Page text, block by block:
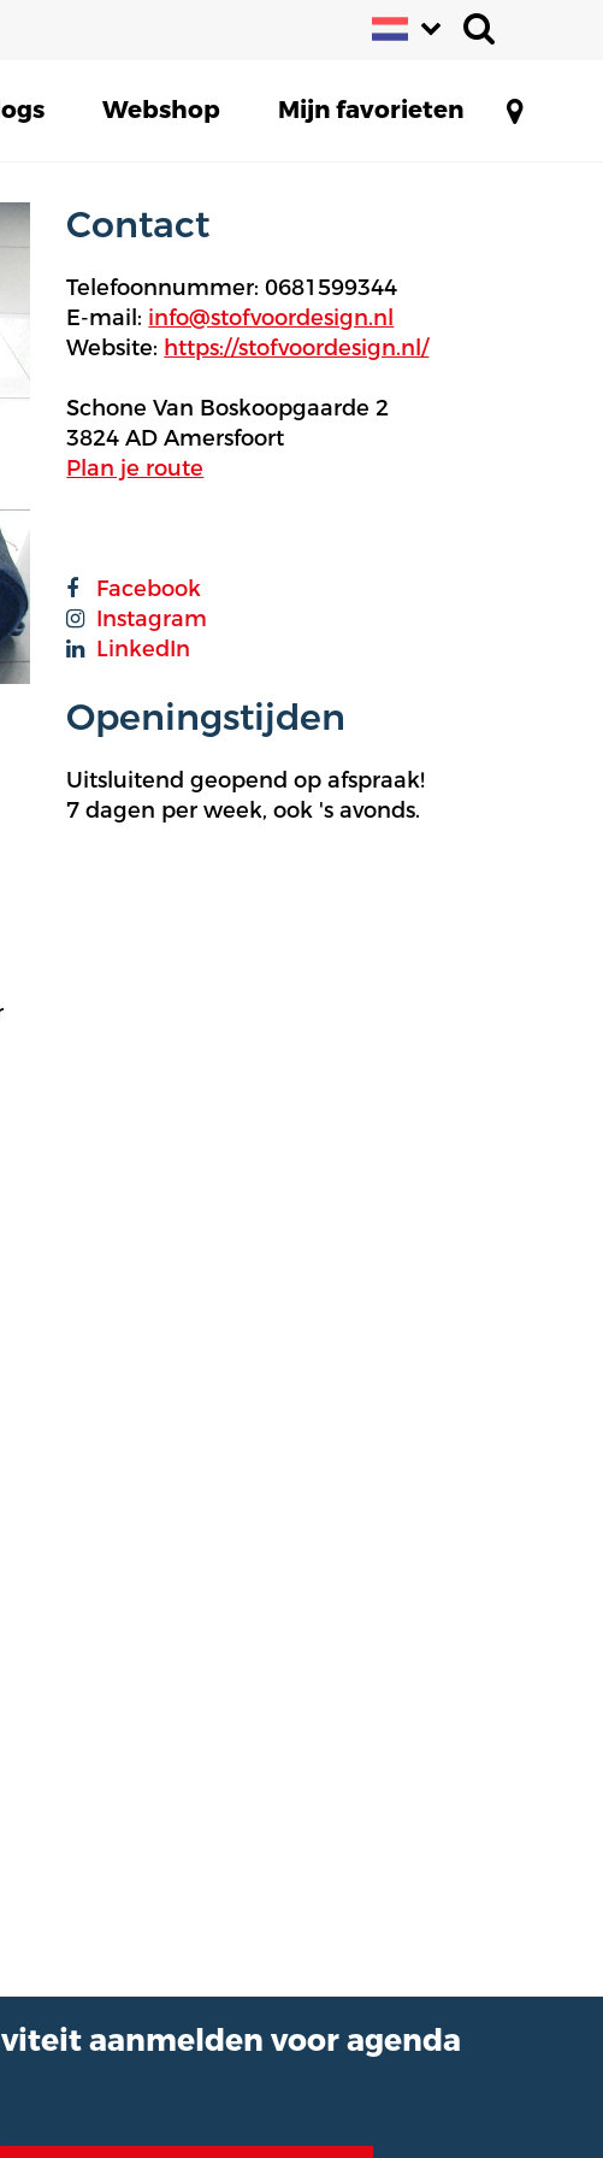
Webshop Mijn favorieten
Contact
Telefoonnummer: 0681599344
E-mail: info@stofvoordesign.nl
Website: https://stofvoordesign.nl/
Schone Van Boskoopgaarde 2
3824 AD Amersfoort
Plan je route
Facebook
Instagram
LinkedIn
Openingstijden
Uitsluitend geopend op afspraak!
7 dagen per week, ook 's avonds.
aanmelden voor agenda